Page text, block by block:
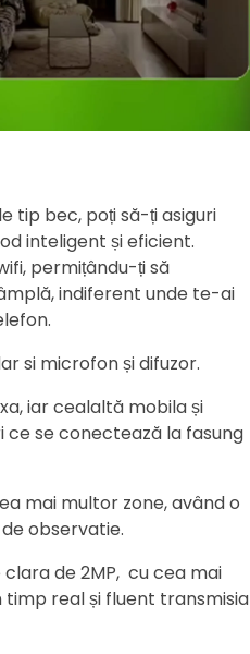
tip bec, poți să-ți asiguri
inteligent și eficient.
permițându-ți să
indiferent unde te-ai
si microfon și difuzor.
iar cealaltă mobila și
se conectează la fasung
mai multor zone, având o
observatie.
clara de 2MP, cu cea mai
timp real și fluent transmisia